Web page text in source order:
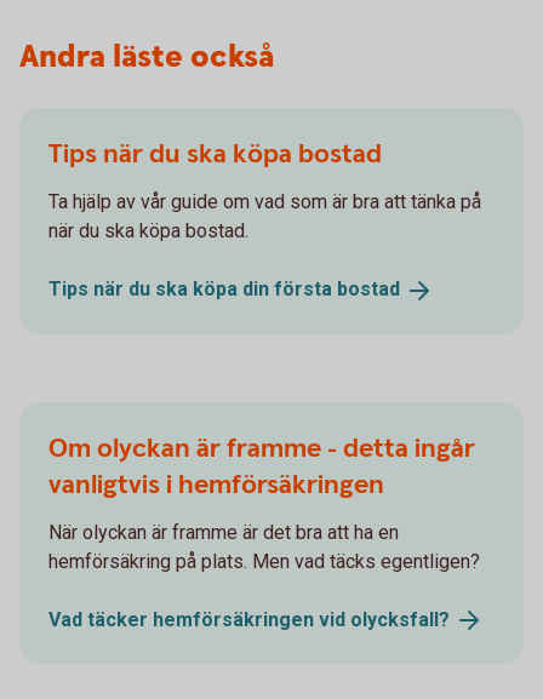
Andra läste också
Tips när du ska köpa bostad
Ta hjälp av vår guide om vad som är bra att tänka på
när du ska köpa bostad.
Tips när du ska köpa din första bostad
Om olyckan är framme - detta ingår
vanligtvis i hemförsäkringen
När olyckan är framme är det bra att ha en
hemförsäkring på plats. Men vad täcks egentligen?
Vad täcker hemförsäkringen vid olycksfall?